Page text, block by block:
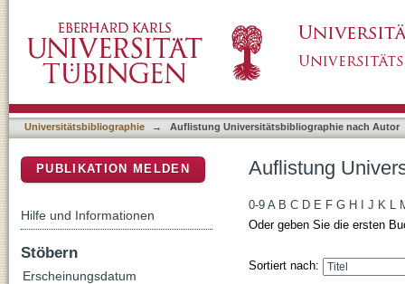
Universitätsbibliographie → Auflistung Universitätsbibliographie nach Autor
Auflistung
0-9 A B C D E F G H J K L
Oder geben Sie die ersten
Sortiert nach:
PUBLIKATION MELDEN
Hilfe und Informationen
Stöbern
Erscheinungsdatum